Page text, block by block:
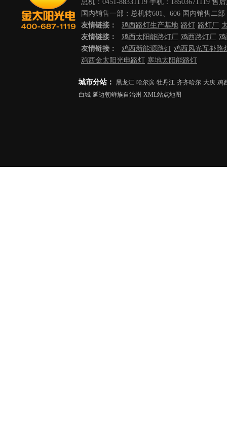
总机：0451-88331119 手机：18503671119 售
国内销售一部：总机转601、606 国内销售二
友情链接：
鸡西路灯生产基地 路灯 路灯厂
友情链接：
鸡西太阳能路灯厂 鸡西路灯厂
友情链接：
鸡西新能源路灯 鸡西风光互补路
鸡西金太阳光电路灯 寒地太阳能路灯
城市分站： 黑龙江 哈尔滨 牡丹江 齐齐哈尔 大庆 鸡
白城 延边朝鲜族自治州 XML站点地图